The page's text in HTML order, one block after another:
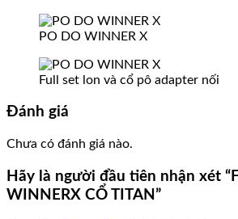
PO DO WINNER X
Full set lon và cổ pô adapter nối
Đánh giá
Chưa có đánh giá nào.
Hãy là người đầu tiên nhận xét
WINNERX CỔ TITAN”